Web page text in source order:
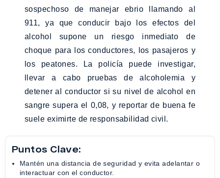
sospechoso de manejar ebrio llamando al
911, ya que conducir bajo los efectos del
alcohol supone un riesgo inmediato de
choque para los conductores, los pasajeros y
los peatones. La policía puede investigar,
llevar a cabo pruebas de alcoholemia y
detener al conductor si su nivel de alcohol en
sangre supera el 0,08, y reportar de buena fe
suele eximirte de responsabilidad civil.
Puntos Clave:
Mantén una distancia de seguridad y evita adelantar o
interactuar con el conductor.